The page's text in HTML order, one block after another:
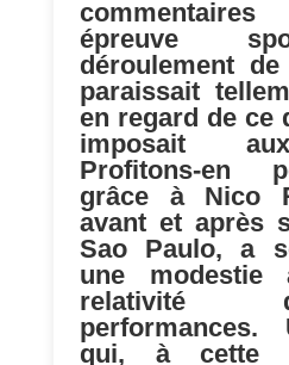
épreuve
déroulement
paraissait
en regard de ce
imposait
Profitons-en
grâce à Nico
avant et après
Sao Paulo, a
une modestie
performances.
qui, à cette